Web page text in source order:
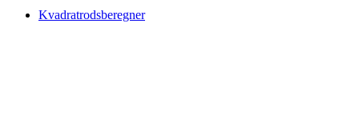
Kvadratrodsberegner